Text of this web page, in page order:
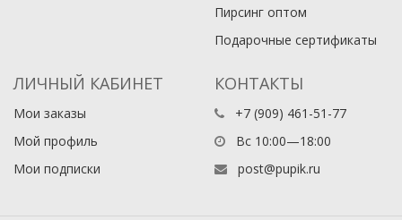
Пирсинг оптом
Подарочные сертификаты
ЛИЧНЫЙ КАБИНЕТ
Мои заказы
Мой профиль
Мои подписки
КОНТАКТЫ
+7 (909) 461-51-77
Вс 10:00—18:00
post@pupik.ru